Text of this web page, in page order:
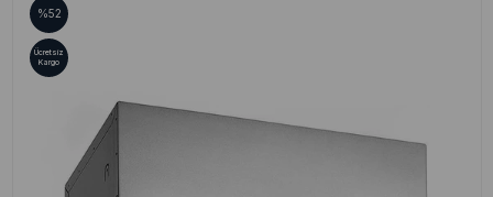
%52
Ücretsiz
Kargo